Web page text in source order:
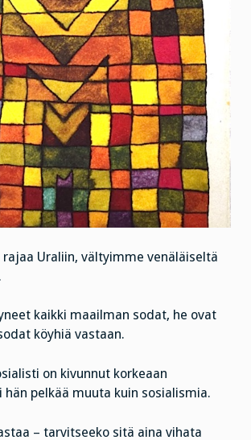
rajaa Uraliin, vältyimme venäläiseltä
kaikki maailman sodat, he ovat
köyhiä vastaan.
on kivunnut korkeaan
hän pelkää muuta kuin sosialismia.
– tarvitseeko sitä aina vihata